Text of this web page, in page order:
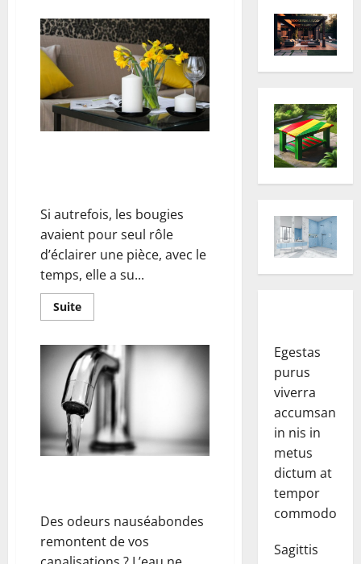
Prise
RJ45
avantages
?
Si autrefois, les bougies
avaient pour seul rôle
d’éclairer une pièce, avec le
temps, elle a su...
SuiteEn
savoir
Bougies
décoratives
:
comment
les
créer
et
les
utiliser
dans
Des odeurs nauséabondes
remontent de vos
Egestas
purus
viverra
accumsan
in nis in
metus
dictum at
tempor
commodo.
Sagittis